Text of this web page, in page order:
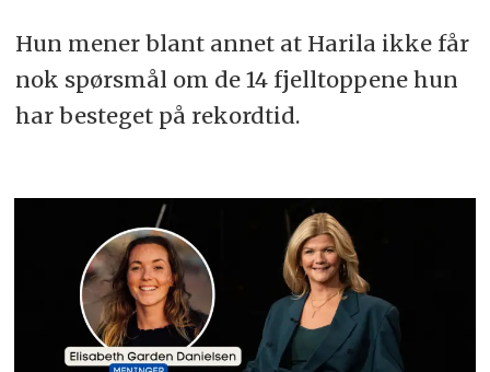
Hun mener blant annet at Harila ikke får
nok spørsmål om de 14 fjelltoppene hun
har besteget på rekordtid.